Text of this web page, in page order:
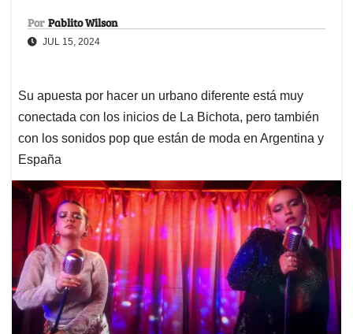
Por Pablito Wilson
JUL 15, 2024
Su apuesta por hacer un urbano diferente está muy
conectada con los inicios de La Bichota, pero también
con los sonidos pop que están de moda en Argentina y
España